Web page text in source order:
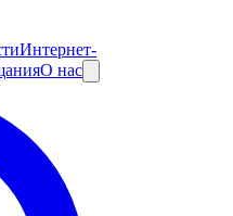
Интернет-
О нас